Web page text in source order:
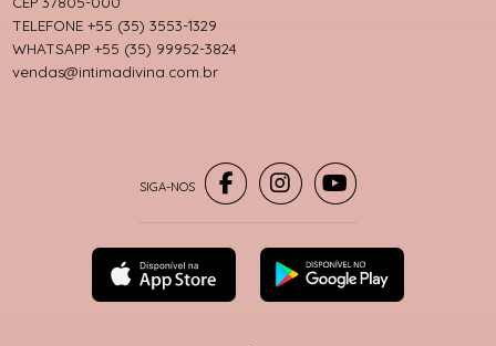
TELEFONE +55 (35) 3553-1329
WHATSAPP +55 (35) 99952-3824
vendas@intimadivina.com.br